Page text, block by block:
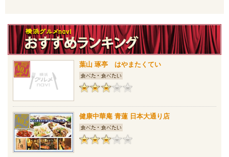
葉山 琢亭 はやまたくてい
健康中華庵 青蓮 日本大通り店